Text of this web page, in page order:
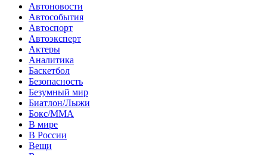
Автоновости
Автособытия
Автоспорт
Автоэксперт
Актеры
Аналитика
Баскетбол
Безопасность
Безумный мир
Биатлон/Лыжи
Бокс/MMA
В мире
В России
Вещи